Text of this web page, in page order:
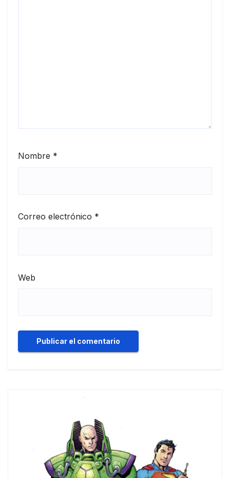
Nombre *
Correo electrónico *
Web